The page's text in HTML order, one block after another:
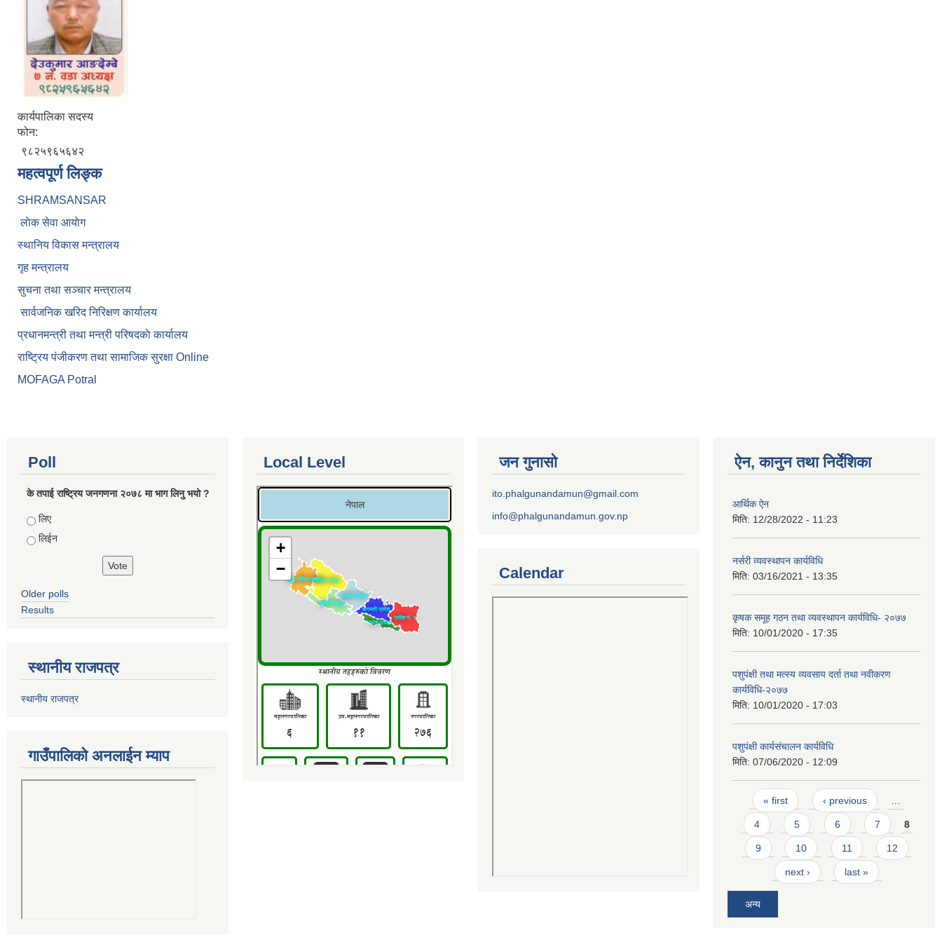
कार्यपालिका सदस्य
फोन:
९८२५९६५६४२
महत्वपूर्ण लिङ्क
SHRAMSANSAR
लाेक सेवा आयाेग
स्थानिय विकास मन्त्रालय
गृह मन्त्रालय
सुचना तथा सञ्चार मन्त्रालय
सार्वजनिक खरिद निरिक्षण कार्यालय
प्रधानमन्त्री तथा मन्त्री परिषदकाे कार्यालय
राष्ट्रिय पंजीकरण तथा सामाजिक सुरक्षा Online
MOFAGA Potral
Poll
के तपाई राष्ट्रिय जनगणना २०७८ मा भाग लिनु भयो ?
Choices
लिए
लिईन
Older polls
Results
स्थानीय राजपत्र
स्थानीय राजपत्र
गाउँपालिको अनलाईन म्याप
Local Level जन गुनासो
ito.phalgunandamun@gmail.com
info@phalgunandamun.gov.np
Calendar
ऐन, कानुन तथा निर्देशिका
आर्थिक ऐन
मिति: 12/28/2022 - 11:23
नर्सरी व्यवस्थापन कार्यविधि
मिति: 03/16/2021 - 13:35
कृषक समूह गठन तथा व्यवस्थापन कार्यविधि- २०७७
मिति: 10/01/2020 - 17:35
पशुपंक्षी तथा मत्स्य व्यवसाय दर्ता तथा नवीकरण
कार्यविधि-२०७७
मिति: 10/01/2020 - 17:03
पशुपंक्षी कार्यसंचालन कार्यविधि
मिति: 07/06/2020 - 12:09
Pages
« first ‹ previous
4 5 6 7 8
9 10 11 12
next › last »
अन्य